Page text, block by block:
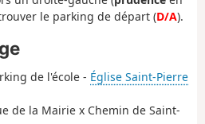
le parking de départ (D/A).
de l'école - Église Saint-Pierre
de la Mairie x Chemin de Saint-